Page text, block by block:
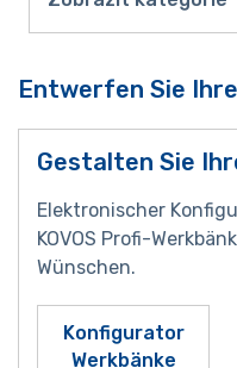
Entwerfen Sie
Gestalten Sie
Elektronischer
KOVOS Profi-
Wünschen.
Konfigurator
Werkbänke